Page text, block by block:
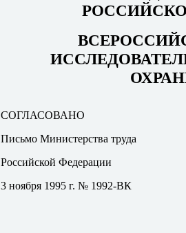
СОГЛАСОВАНО
Письмо Министерства труда
Российской Федерации
3 ноября 1995 г. № 1992-ВК